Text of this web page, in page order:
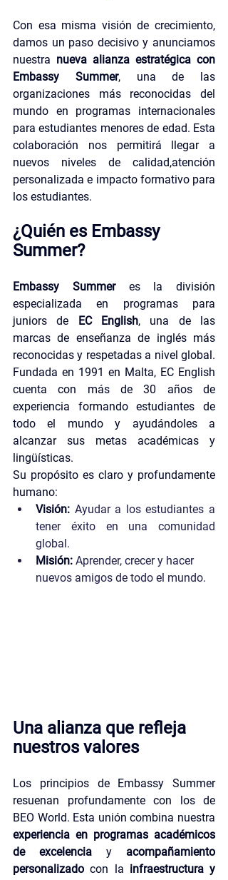
Con esa misma visión de crecimiento,
damos un paso decisivo y anunciamos
nuestra nueva alianza estratégica con
Embassy Summer, una de las
organizaciones más reconocidas del
mundo en programas internacionales
para estudiantes menores de edad. Esta
colaboración nos permitirá llegar a
nuevos niveles de calidad,atención
personalizada e impacto formativo para
los estudiantes.
¿Quién es Embassy
Summer?
Embassy Summer es la división
especializada en programas para
juniors de EC English, una de las
marcas de enseñanza de inglés más
reconocidas y respetadas a nivel global.
Fundada en 1991 en Malta, EC English
cuenta con más de 30 años de
experiencia formando estudiantes de
todo el mundo y ayudándoles a
alcanzar sus metas académicas y
lingüísticas.
Su propósito es claro y profundamente
humano:
Visión: Ayudar a los estudiantes a
tener éxito en una comunidad
global.
Misión: Aprender, crecer y hacer
nuevos amigos de todo el mundo.
Una alianza que refleja
nuestros valores
Los principios de Embassy Summer
resuenan profundamente con los de
experiencia en programas académicos
de excelencia y acompañamiento
personalizado con la infraestructura y